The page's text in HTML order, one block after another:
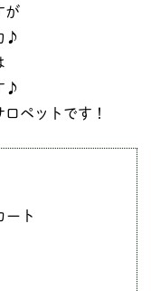
が
♪
♪
ペットです！
ート